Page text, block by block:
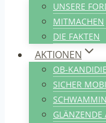
UNSERE
MITMACHEN
DIE FAKTEN
AKTIONEN
OB-
SICHER
GLÄNZENDE